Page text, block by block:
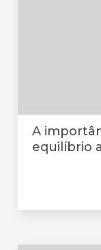
A
equilíbrio